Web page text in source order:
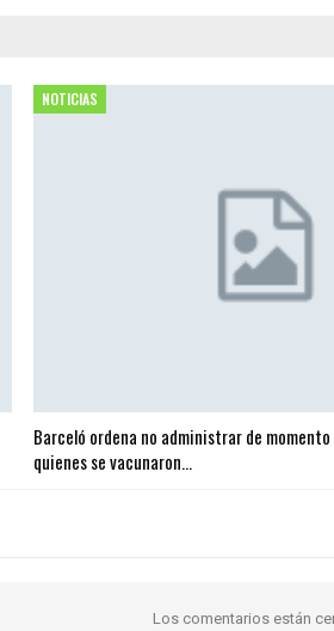
NOTICIAS
Barceló ordena no administrar de
quienes se vacunaron…
Los comentarios están